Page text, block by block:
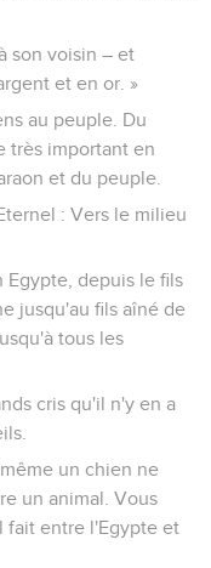
son voisin – et
et en or. »
au peuple. Du
très important en
et du peuple.
: Vers le milieu
Egypte, depuis le fils
jusqu'au fils aîné de
tous les
cris qu'il n'y en a
un chien ne
un animal. Vous
fait entre l'Egypte et